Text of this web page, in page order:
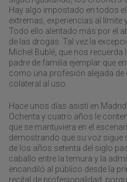
Hay algo impostado en todos
extremas, experiencias al límite
Todo ello alentado más por el
de las drogas. Tal vez la
Michel Bublé, que nos
padre de familia ejemplar que
como una profesión alejada
colateral al uso.
Hace unos días asistí en
Ochenta y cuatro años le
que se mantuviera en el
demostrando que su voz sigue
de los años setenta del siglo
caballo entre la ternura y la
encandiló al público desde la
recital de profesionalidad,